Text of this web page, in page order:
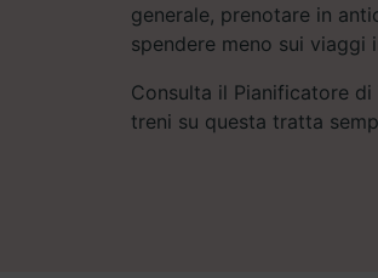
generale, prenotare in
spendere meno sui viaggi
Consulta il Pianificatore
treni su questa tratta